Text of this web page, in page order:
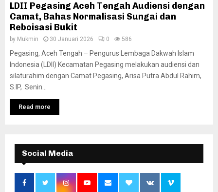
LDII Pegasing Aceh Tengah Audiensi dengan
Camat, Bahas Normalisasi Sungai dan
Reboisasi Bukit
by Mukmin 30 Januari 2026 0 586
Pegasing, Aceh Tengah – Pengurus Lembaga Dakwah Islam
Indonesia (LDII) Kecamatan Pegasing melakukan audiensi dan
silaturahim dengan Camat Pegasing, Arisa Putra Abdul Rahim,
S.IP, Senin...
Read more
Social Media